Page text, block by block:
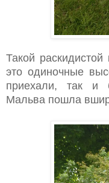
Такой
это одиночные
приехали, так и
Мальва пошла